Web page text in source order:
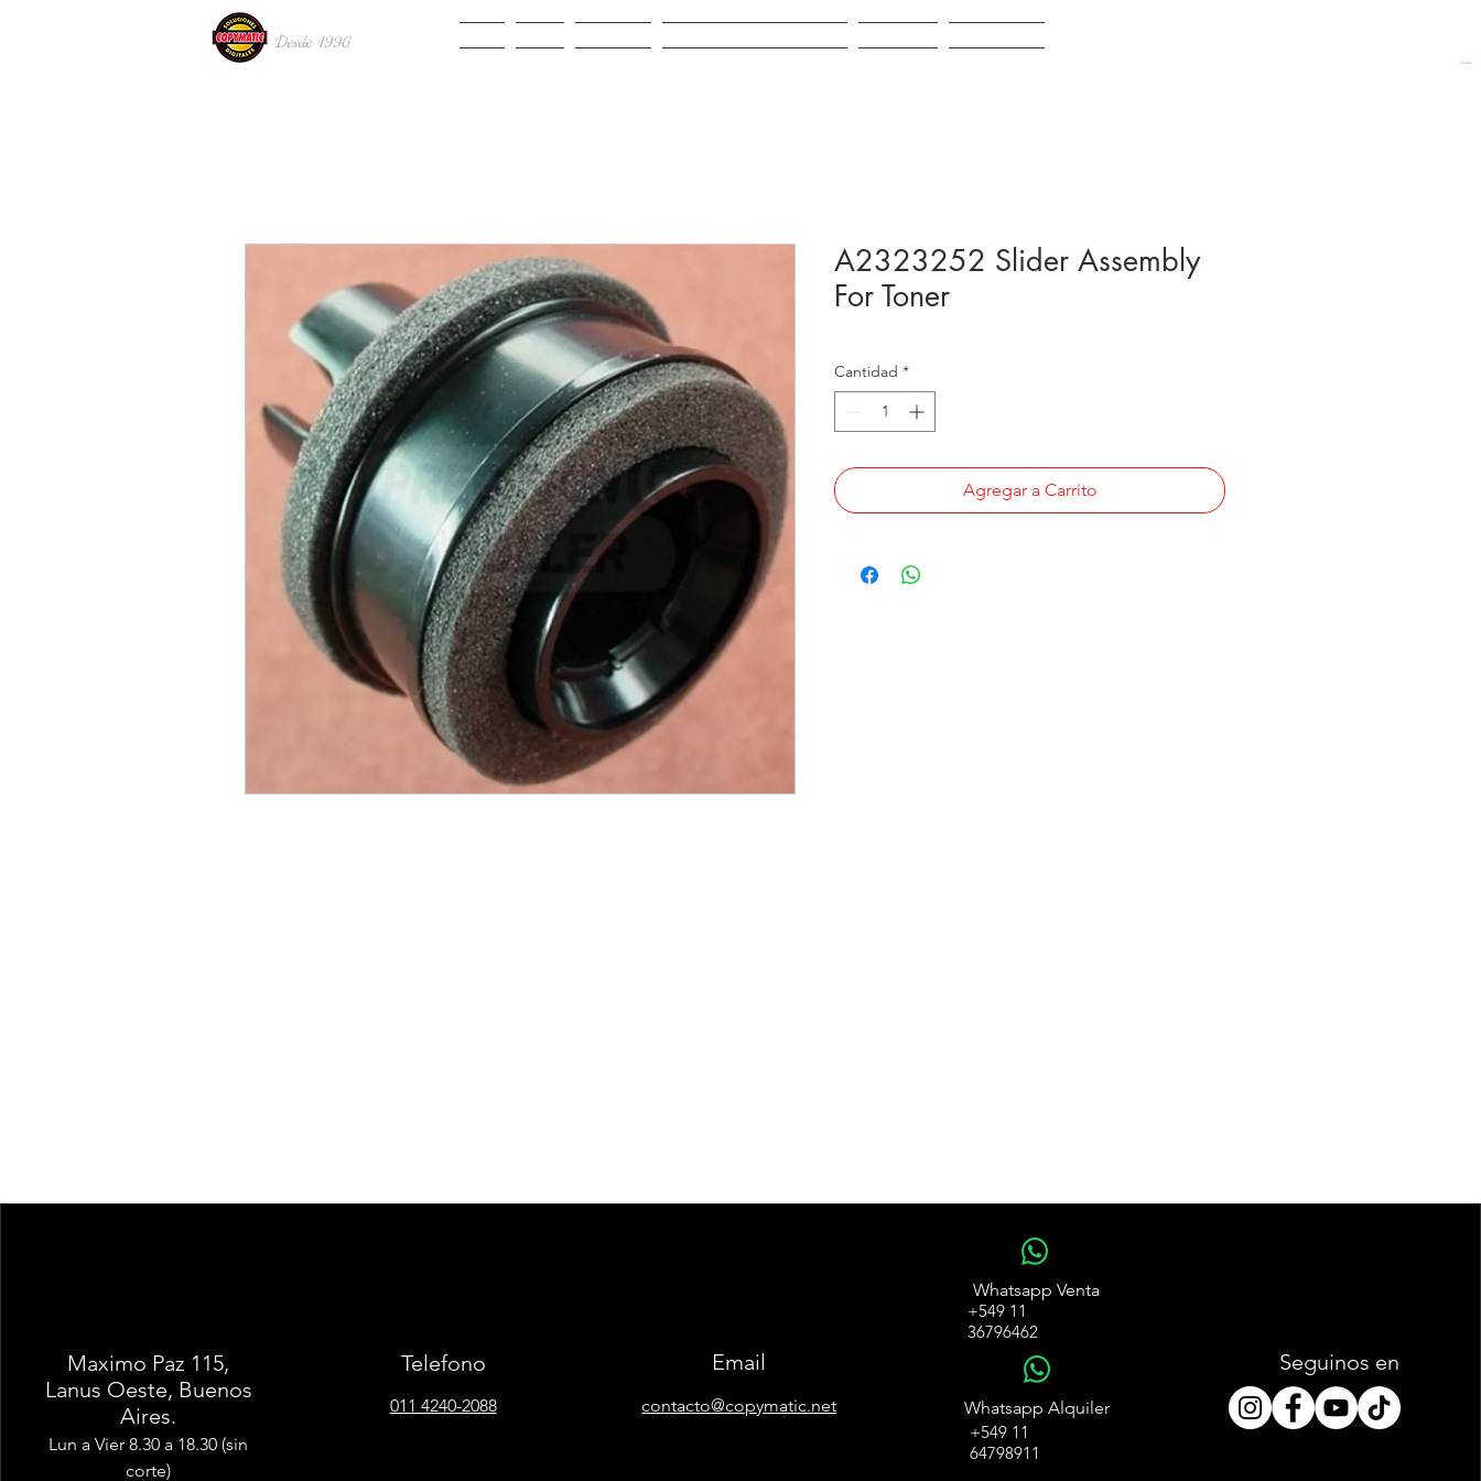
Desde 1996
A2323252 Slider Assembly
For Toner
Cantidad *
Agregar a Carrito
Carrito
Maximo Paz 115,
Lanus Oeste, Buenos
Aires.
Lun a Vier 8.30 a 18.30 (sin
corte)
Telefono
011 4240-2088
Email
contacto@copymatic.net
Whatsapp Venta
+549 11
36796462
Whatsapp Alquiler
+549 11
64798911
Seguinos en